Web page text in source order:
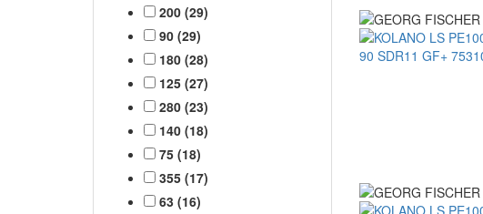
200 (29)
90 (29)
180 (28)
125 (27)
280 (23)
140 (18)
75 (18)
355 (17)
63 (16)